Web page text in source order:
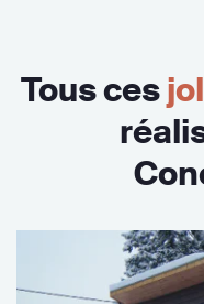
Tous ces